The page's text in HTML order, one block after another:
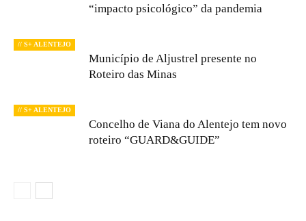
“impacto psicológico” da pandemia
// S+ ALENTEJO
Município de Aljustrel presente no
Roteiro das Minas
// S+ ALENTEJO
Concelho de Viana do Alentejo tem novo
roteiro “GUARD&GUIDE”